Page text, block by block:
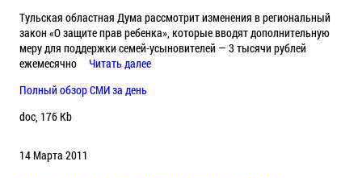
Тульская областная Дума рассмотрит изменения в региональный
закон «О защите прав ребенка», которые вводят дополнительную
меру для поддержки семей-усыновителей — 3 тысячи рублей
ежемесячно
Читать далее
Полный обзор СМИ за день
doc, 176 Kb
14 Марта 2011